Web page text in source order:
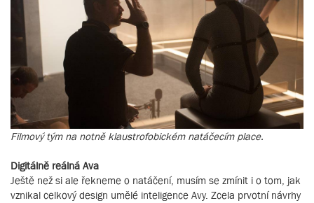
Filmový tým na notně klaustrofobickém natáčecím place.
Digitálně reálná Ava
Ještě než si ale řekneme o natáčení, musím se zmínit i o tom, jak
vznikal celkový design umělé inteligence Avy. Zcela prvotní návrhy